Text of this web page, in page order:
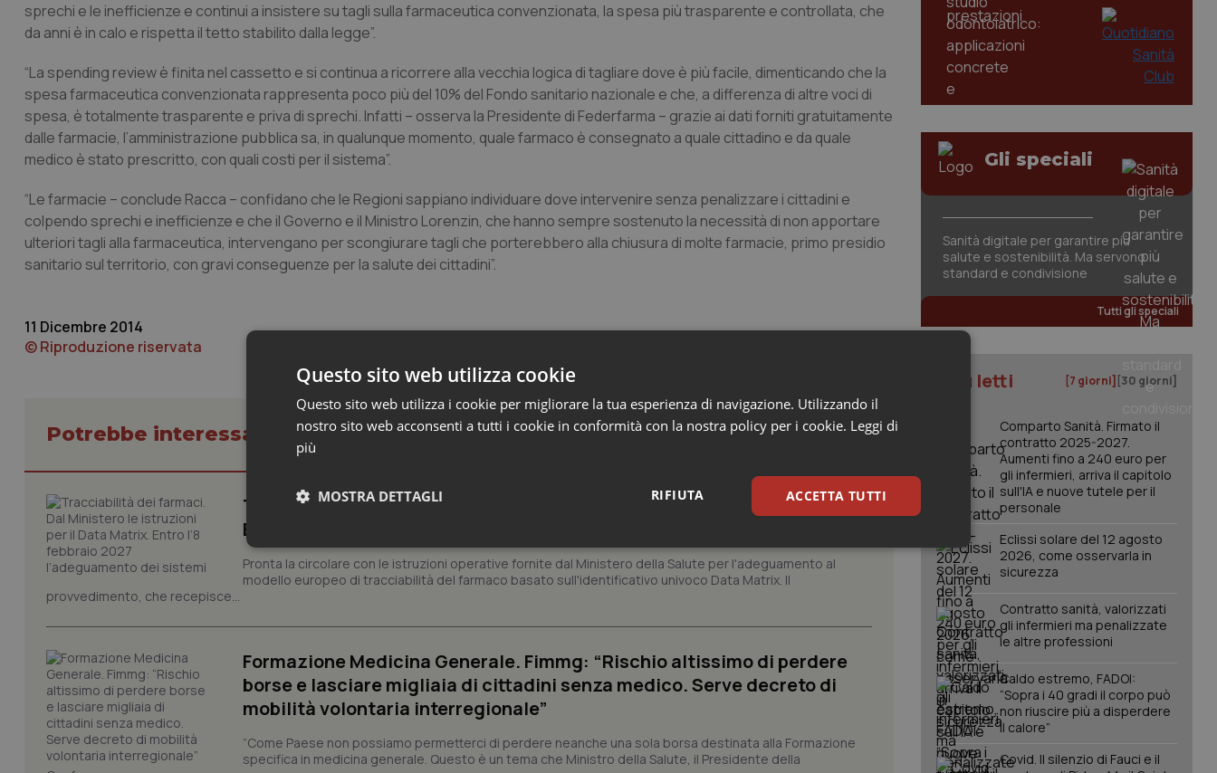
sprechi e le inefficienze e continui a insistere su tagli sulla farmaceutica convenzionata, la spesa più trasparente e controllata, che
da anni è in calo e rispetta il tetto stabilito dalla legge”.
“La spending review è finita nel cassetto e si continua a ricorrere alla vecchia logica di tagliare dove è più facile, dimenticando che la
spesa farmaceutica convenzionata rappresenta poco più del 10% del Fondo sanitario nazionale e che, a differenza di altre voci di
spesa, è totalmente trasparente e priva di sprechi. Infatti – osserva la Presidente di Federfarma – grazie ai dati forniti gratuitamente
dalle farmacie, l’amministrazione pubblica sa, in qualunque momento, quale farmaco è consegnato a quale cittadino e da quale
medico è stato prescritto, con quali costi per il sistema”.
“Le farmacie – conclude Racca – confidano che le Regioni sappiano individuare dove intervenire senza penalizzare i cittadini e
colpendo sprechi e inefficienze e che il Governo e il Ministro Lorenzin, che hanno sempre sostenuto la necessità di non apportare
ulteriori tagli alla farmaceutica, intervengano per scongiurare tagli che porterebbero alla chiusura di molte farmacie, primo presidio
sanitario sul territorio, con gravi conseguenze per la salute dei cittadini”.
11 Dicembre 2014
© Riproduzione riservata
Potrebbe interessarti in Lavoro e Professioni
Tracciabilità dei farmaci. Dal Ministero le istruzioni per il Data Matrix.
Entro l’8 febbraio 2027 l’adeguamento dei sistemi
Pronta la circolare con le istruzioni operative fornite dal Ministero della Salute per l'adeguamento al
modello europeo di tracciabilità del farmaco basato sull'identificativo univoco Data Matrix. Il
provvedimento, che recepisce...
Formazione Medicina Generale. Fimmg: “Rischio altissimo di perdere
borse e lasciare migliaia di cittadini senza medico. Serve decreto di
mobilità volontaria interregionale”
“Come Paese non possiamo permetterci di perdere neanche una sola borsa destinata alla Formazione
specifica in medicina generale. Questo è un tema che Ministro della Salute, il Presidente della
Gli speciali
Sanità digitale per garantire più
salute e sostenibilità. Ma servono
standard e condivisione
Tutti gli speciali
I più letti [7 giorni] [30 giorni]
Comparto Sanità. Firmato il
contratto 2025-2027.
Aumenti fino a 240 euro per
gli infermieri, arriva il capitolo
sull'IA e nuove tutele per il
personale
Eclissi solare del 12 agosto
2026, come osservarla in
sicurezza
Contratto sanità, valorizzati
gli infermieri ma penalizzate
le altre professioni
Caldo estremo, FADOI:
“Sopra i 40 gradi il corpo può
non riuscire più a disperdere
il calore”
Covid. Il silenzio di Fauci e il
Questo sito web utilizza cookie
Questo sito web utilizza i cookie per migliorare la tua esperienza di navigazione. Utilizzando il
nostro sito web acconsenti a tutti i cookie in conformità con la nostra policy per i cookie. Leggi di
più
ACCETTA TUTTI
RIFIUTA
MOSTRA DETTAGLI
Necessari Statistici Marketing
Necessari Marketing
I cookie necessari contribuiscono a rendere fruibile il sito web abilitandone funzionalità di base quali la navigazione sulle pagine
Nome
Fornitore Dominio Scadenza
Descrizione